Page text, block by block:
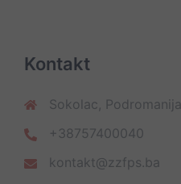
Kontakt
Sokolac, Podromanija
+38757400040
kontakt@zzfps.ba